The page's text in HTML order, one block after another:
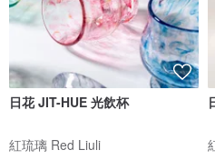
日花 JIT-HUE 光飲杯
紅琉璃 Red Liuli